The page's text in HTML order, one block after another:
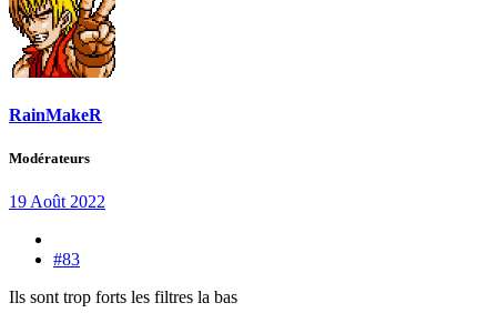
RainMakeR
Modérateurs
19 Août 2022
#83
Ils sont trop forts les filtres la bas